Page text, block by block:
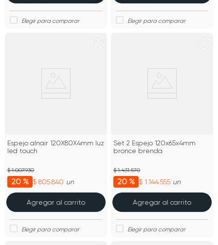
Espejo alnair 120X80X4mm luz
led touch
20 % $ 805.840
$ 1.007.930
un
Agregar al carrito
Set 2 Espejo 120x65x4mm
bronce brenda
20 % $ 1.144.555
$ 1.431.570
un
Agregar al carrito